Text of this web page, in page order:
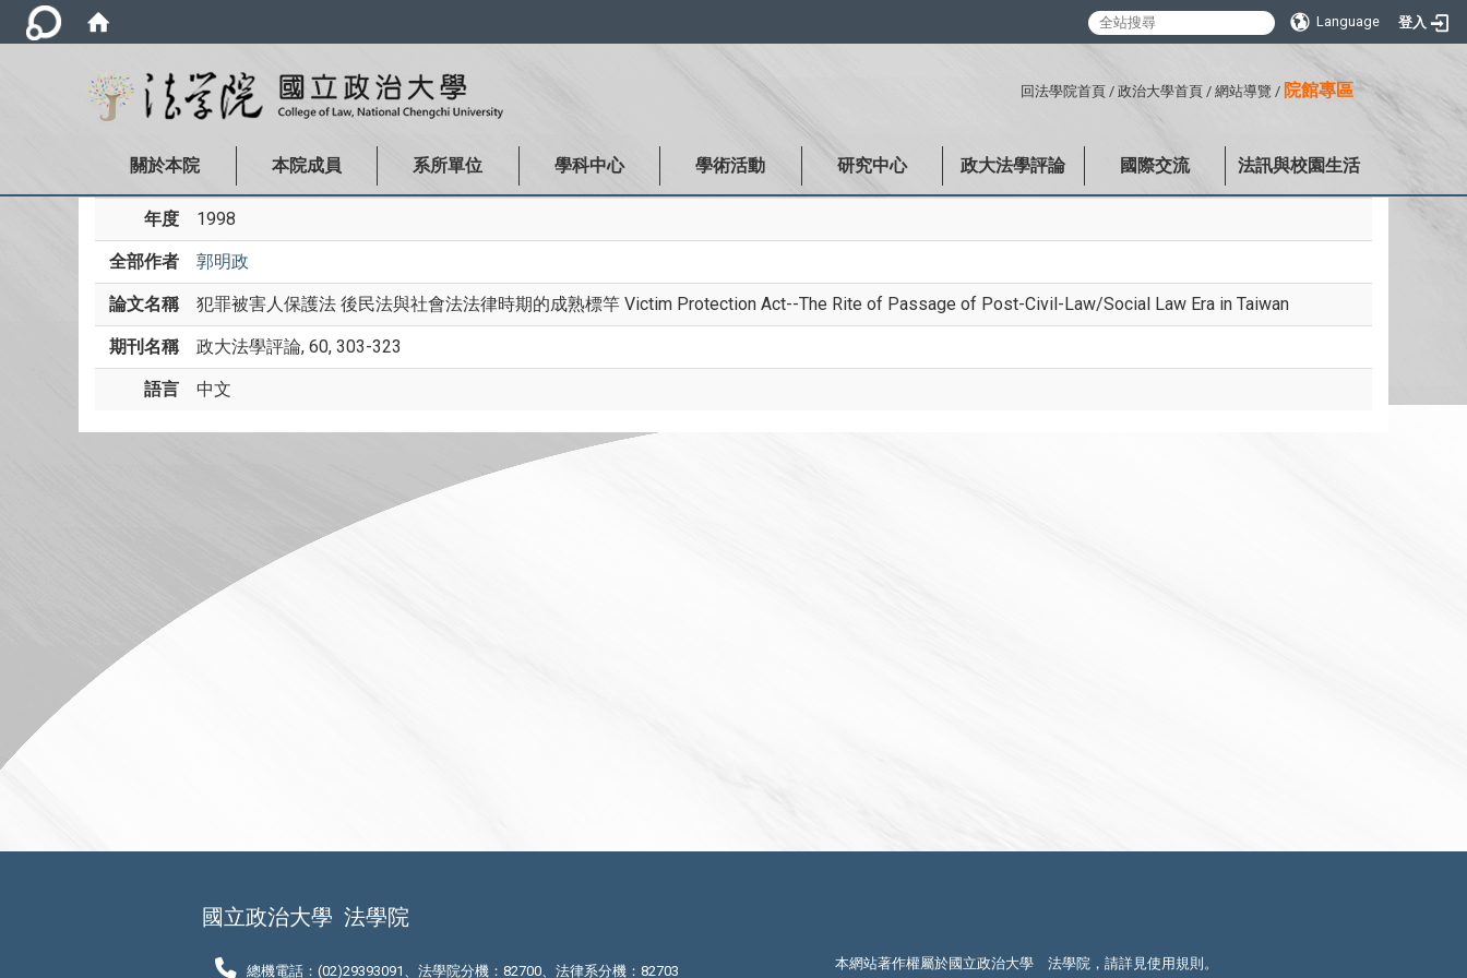
Language 登入
回法學院首頁 / 政治大學首頁 / 網站導覽 / 院館專區
關於本院 本院成員 系所單位 學科中心 學術活動 研究中心 政大法學評論 國際交流 法訊與校園生活
年度 1998
全部作者 郭明政
論文名稱 犯罪被害人保護法 後民法與社會法法律時期的成熟標竿 Victim Protection Act--The Rite of Passage of Post-Civil-Law/Social Law Era in Taiwan
期刊名稱 政大法學評論, 60, 303-323
語言 中文
國立政治大學 法學院
總機電話：(02)29393091、法學院分機：82700、法律系分機：82703 本網站著作權屬於國立政治大學 法學院，請詳見使用規則 。